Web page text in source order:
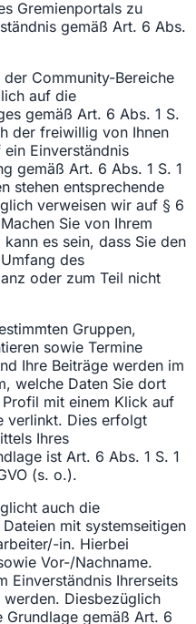
Gremienportals zu
gemäß Art. 6 Abs.
Community-Bereiche
auf die
gemäß Art. 6 Abs. 1 S.
der freiwillig von Ihnen
Einverständnis
gemäß Art. 6 Abs. 1 S. 1
stehen entsprechende
verweisen wir auf § 6
Sie von Ihrem
es sein, dass Sie den
des
oder zum Teil nicht
Gruppen,
sowie Termine
Ihre Beiträge werden im
welche Daten Sie dort
mit einem Klick auf
verlinkt. Dies erfolgt
Ihres
ist Art. 6 Abs. 1 S. 1
(s. o.).
auch die
mit systemseitigen
in. Hierbei
Vor-/Nachname.
Einverständnis Ihrerseits
Diesbezüglich
gemäß Art. 6